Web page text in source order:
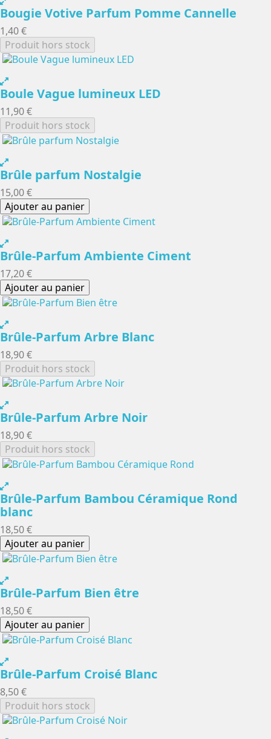
Bougie Votive Parfum Pomme Cannelle
1,40 €
Produit hors stock
Boule Vague lumineux LED
11,90 €
Produit hors stock
Brûle parfum Nostalgie
15,00 €
Ajouter au panier
Brûle-Parfum Ambiente Ciment
17,20 €
Ajouter au panier
Brûle-Parfum Arbre Blanc
18,90 €
Produit hors stock
Brûle-Parfum Arbre Noir
18,90 €
Produit hors stock
Brûle-Parfum Bambou Céramique Rond
blanc
18,50 €
Ajouter au panier
Brûle-Parfum Bien être
18,50 €
Ajouter au panier
Brûle-Parfum Croisé Blanc
8,50 €
Produit hors stock